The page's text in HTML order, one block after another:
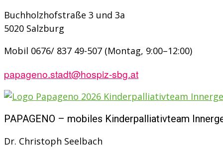
Buchholzhofstraße 3 und 3a
5020 Salzburg
Mobil 0676/ 837 49-507 (Montag, 9:00–12:00)
papageno.stadt@hospiz-sbg.at
PAPAGENO – mobiles Kinderpalliativteam
Dr. Christoph Seelbach